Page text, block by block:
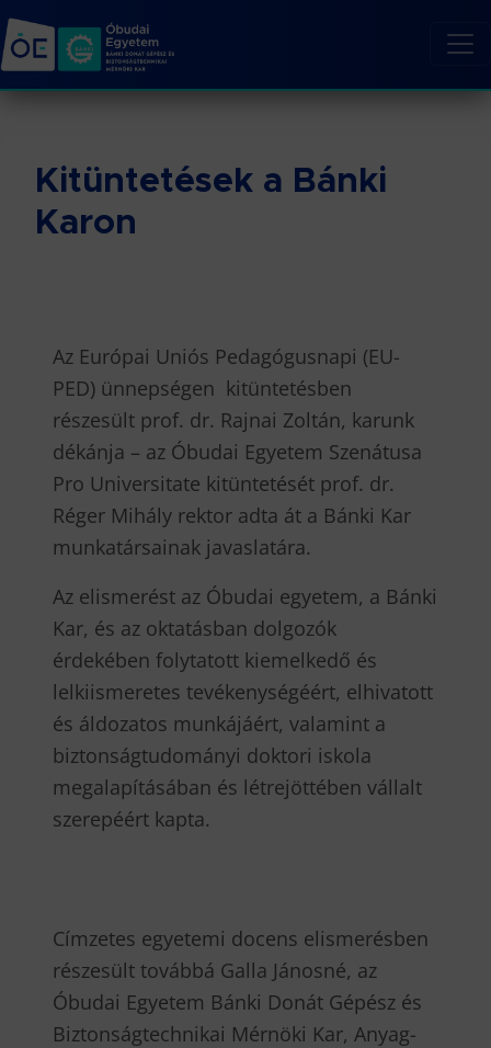
Kitüntetések a Bánki
Karon
Az Európai Uniós Pedagógusnapi (EU-
PED) ünnepségen kitüntetésben
részesült prof. dr. Rajnai Zoltán, karunk
dékánja – az Óbudai Egyetem Szenátusa
Pro Universitate kitüntetését prof. dr.
Réger Mihály rektor adta át a Bánki Kar
munkatársainak javaslatára.
Az elismerést az Óbudai egyetem, a Bánki
Kar, és az oktatásban dolgozók
érdekében folytatott kiemelkedő és
lelkiismeretes tevékenységéért, elhivatott
és áldozatos munkájáért, valamint a
biztonságtudományi doktori iskola
megalapításában és létrejöttében vállalt
szerepéért kapta.
Címzetes egyetemi docens elismerésben
részesült továbbá Galla Jánosné, az
Óbudai Egyetem Bánki Donát Gépész és
Biztonságtechnikai Mérnöki Kar, Anyag-